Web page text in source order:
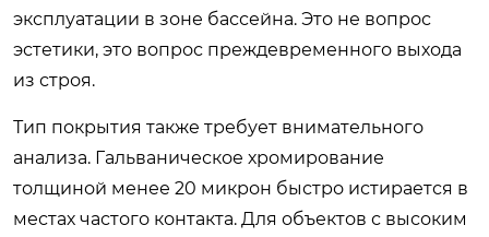
эксплуатации в зоне бассейна. Это не вопрос
эстетики, это вопрос преждевременного выхода
из строя.
Тип покрытия также требует внимательного
анализа. Гальваническое хромирование
толщиной менее 20 микрон быстро истирается в
местах частого контакта. Для объектов с высоким